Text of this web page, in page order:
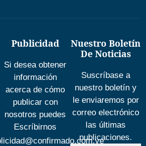
Publicidad
Si desea obtener
información
acerca de cómo
publicar con
nosotros puedes
Escríbirnos
Nuestro Boletín
De Noticias
Suscríbase a
nuestro boletín y
le enviaremos por
correo electrónico
las últimas
publicaciones.